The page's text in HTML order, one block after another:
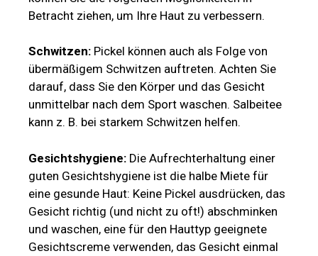
Betracht ziehen, um Ihre Haut zu verbessern.
Schwitzen: Pickel können auch als Folge von
übermäßigem Schwitzen auftreten. Achten Sie
darauf, dass Sie den Körper und das Gesicht
unmittelbar nach dem Sport waschen. Salbeitee
kann z. B. bei starkem Schwitzen helfen.
Gesichtshygiene: Die Aufrechterhaltung einer
guten Gesichtshygiene ist die halbe Miete für
eine gesunde Haut: Keine Pickel ausdrücken, das
Gesicht richtig (und nicht zu oft!) abschminken
und waschen, eine für den Hauttyp geeignete
Gesichtscreme verwenden, das Gesicht einmal